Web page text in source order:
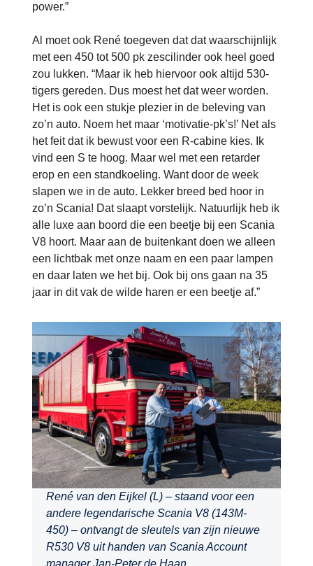
power.”
Al moet ook René toegeven dat dat waarschijnlijk
met een 450 tot 500 pk zescilinder ook heel goed
zou lukken. “Maar ik heb hiervoor ook altijd 530-
tigers gereden. Dus moest het dat weer worden.
Het is ook een stukje plezier in de beleving van
zo’n auto. Noem het maar ‘motivatie-pk’s!’ Net als
het feit dat ik bewust voor een R-cabine kies. Ik
vind een S te hoog. Maar wel met een retarder
erop en een standkoeling. Want door de week
slapen we in de auto. Lekker breed bed hoor in
zo’n Scania! Dat slaapt vorstelijk. Natuurlijk heb ik
alle luxe aan boord die een beetje bij een Scania
V8 hoort. Maar aan de buitenkant doen we alleen
een lichtbak met onze naam en een paar lampen
en daar laten we het bij. Ook bij ons gaan na 35
jaar in dit vak de wilde haren er een beetje af.”
René van den Eijkel (L) – staand voor een
andere legendarische Scania V8 (143M-
450) – ontvangt de sleutels van zijn nieuwe
R530 V8 uit handen van Scania Account
manager Jan-Peter de Haan.